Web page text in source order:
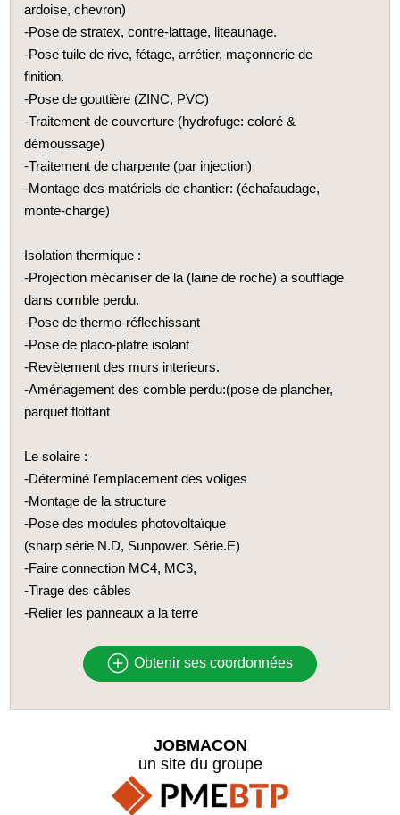
ardoise, chevron)
-Pose de stratex, contre-lattage, liteaunage.
-Pose tuile de rive, fétage, arrétier, maçonnerie de
finition.
-Pose de gouttière (ZINC, PVC)
-Traitement de couverture (hydrofuge: coloré &
démoussage)
-Traitement de charpente (par injection)
-Montage des matériels de chantier: (échafaudage,
monte-charge)
Isolation thermique :
-Projection mécaniser de la (laine de roche) a soufflage
dans comble perdu.
-Pose de thermo-réflechissant
-Pose de placo-platre isolant
-Revètement des murs interieurs.
-Aménagement des comble perdu:(pose de plancher,
parquet flottant
Le solaire :
-Déterminé l'emplacement des voliges
-Montage de la structure
-Pose des modules photovoltaïque
(sharp série N.D, Sunpower. Série.E)
-Faire connection MC4, MC3,
-Tirage des câbles
-Relier les panneaux a la terre
Obtenir ses coordonnées
JOBMACON
un site du groupe